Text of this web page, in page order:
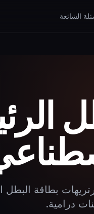
الشائعة
بطاقة البطل
درامية.